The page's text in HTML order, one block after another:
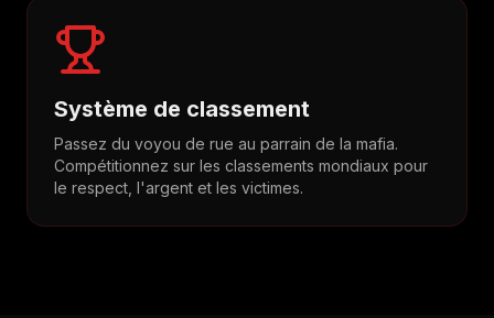
Système de classement
Passez du voyou de rue au parrain de la mafia.
Compétitionnez sur les classements mondiaux pour
le respect, l'argent et les victimes.